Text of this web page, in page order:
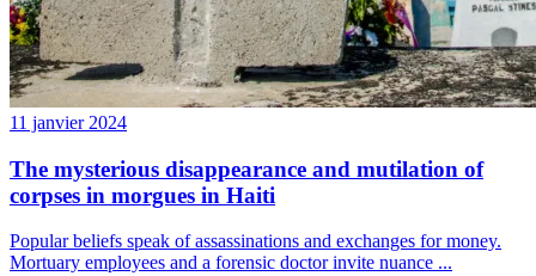
11 janvier 2024
The mysterious disappearance and mutilation of
corpses in morgues in Haiti
Popular beliefs speak of assassinations and exchanges for money.
Mortuary employees and a forensic doctor invite nuance ...